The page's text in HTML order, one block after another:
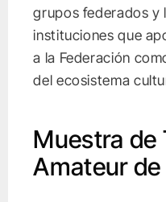
grupos federados y
instituciones que
a la Federación
del ecosistema
Muestra de
Amateur de